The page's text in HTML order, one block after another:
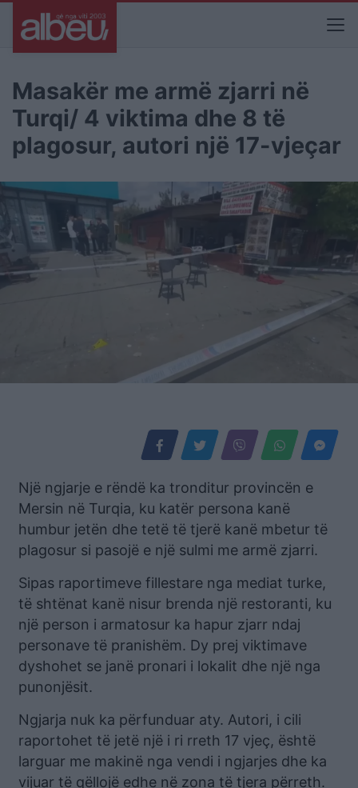
Masakër me armë zjarri në
Turqi/ 4 viktima dhe 8 të
plagosur, autori një 17-vjeçar
Një ngjarje e rëndë ka tronditur provincën e
Mersin në Turqia, ku katër persona kanë
humbur jetën dhe tetë të tjerë kanë mbetur të
plagosur si pasojë e një sulmi me armë zjarri.
Sipas raportimeve fillestare nga mediat turke,
të shtënat kanë nisur brenda një restoranti, ku
një person i armatosur ka hapur zjarr ndaj
personave të pranishëm. Dy prej viktimave
dyshohet se janë pronari i lokalit dhe një nga
punonjësit.
Ngjarja nuk ka përfunduar aty. Autori, i cili
raportohet të jetë një i ri rreth 17 vjeç, është
larguar me makinë nga vendi i ngjarjes dhe ka
vijuar të qëllojë edhe në zona të tjera përreth.